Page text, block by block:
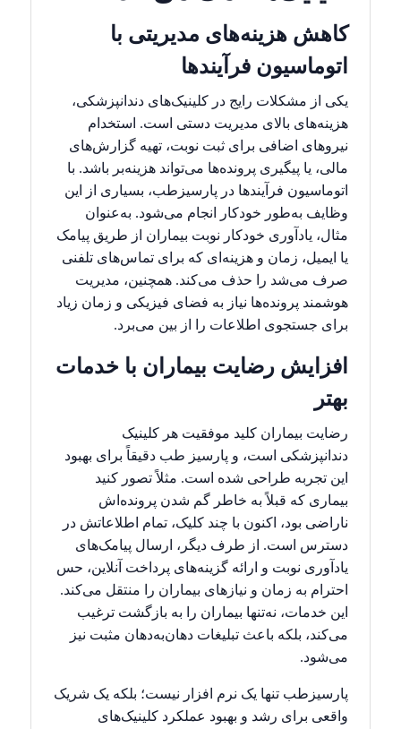
کاهش هزینه‌های مدیریتی با
اتوماسیون فرآیندها
یکی از مشکلات رایج در کلینیک‌های دندانپزشکی،
هزینه‌های بالای مدیریت دستی است. استخدام
نیروهای اضافی برای ثبت نوبت، تهیه گزارش‌های
مالی، یا پیگیری پرونده‌ها می‌تواند هزینه‌بر باشد. با
اتوماسیون فرآیندها در پارسیزطب، بسیاری از این
وظایف به‌طور خودکار انجام می‌شود. به‌عنوان
مثال، یادآوری خودکار نوبت بیماران از طریق پیامک
یا ایمیل، زمان و هزینه‌ای که برای تماس‌های تلفنی
صرف می‌شد را حذف می‌کند. همچنین، مدیریت
هوشمند پرونده‌ها نیاز به فضای فیزیکی و زمان زیاد
برای جستجوی اطلاعات را از بین می‌برد.
افزایش رضایت بیماران با خدمات
بهتر
رضایت بیماران کلید موفقیت هر کلینیک
دندانپزشکی است، و پارسیز طب دقیقاً برای بهبود
این تجربه طراحی شده است. مثلاً تصور کنید
بیماری که قبلاً به خاطر گم شدن پرونده‌اش
ناراضی بود، اکنون با چند کلیک، تمام اطلاعاتش در
دسترس است. از طرف دیگر، ارسال پیامک‌های
یادآوری نوبت و ارائه گزینه‌های پرداخت آنلاین، حس
احترام به زمان و نیازهای بیماران را منتقل می‌کند.
این خدمات، نه‌تنها بیماران را به بازگشت ترغیب
می‌کند، بلکه باعث تبلیغات دهان‌به‌دهان مثبت نیز
می‌شود.
پارسیزطب تنها یک نرم افزار نیست؛ بلکه یک شریک
واقعی برای رشد و بهبود عملکرد کلینیک‌های